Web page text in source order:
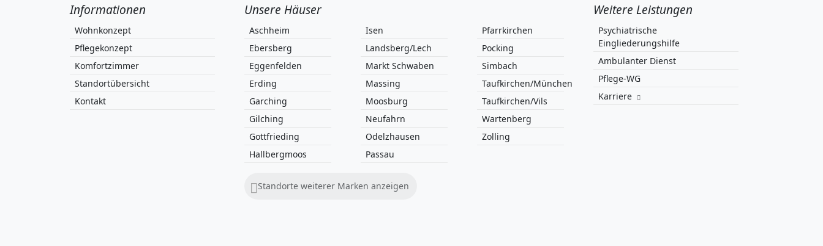
Informationen
Wohnkonzept
Pflegekonzept
Komfortzimmer
Standortübersicht
Kontakt
Unsere Häuser
Aschheim
Ebersberg
Eggenfelden
Erding
Garching
Gilching
Gottfrieding
Hallbergmoos
Isen
Landsberg/Lech
Markt Schwaben
Massing
Moosburg
Neufahrn
Odelzhausen
Passau
Pfarrkirchen
Pocking
Simbach
Taufkirchen/München
Taufkirchen/Vils
Wartenberg
Zolling
Weitere Leistungen
Psychiatrische
Eingliederungshilfe
Ambulanter Dienst
Pflege-WG
Karriere
Standorte weiterer Marken anzeigen